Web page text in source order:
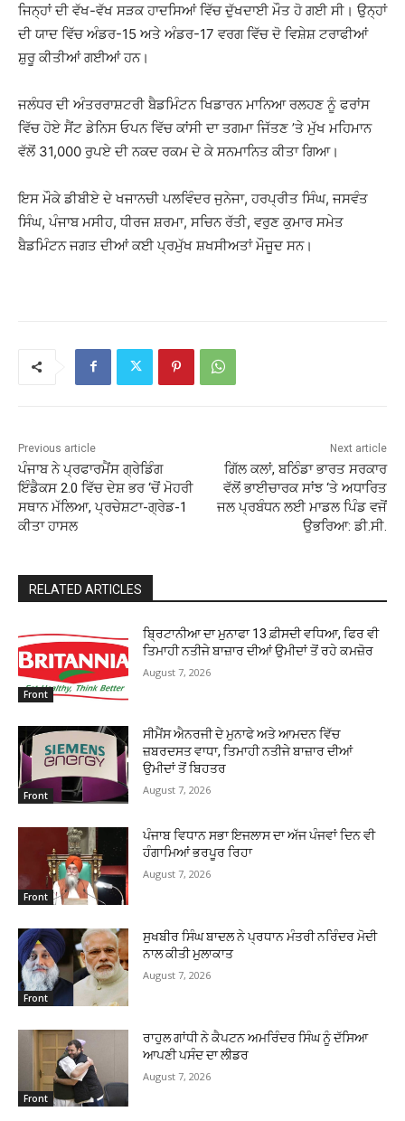
ਜਿਨ੍ਹਾਂ ਦੀ ਵੱਖ-ਵੱਖ ਸੜਕ ਹਾਦਸਿਆਂ ਵਿੱਚ ਦੁੱਖਦਾਈ ਮੌਤ ਹੋ ਗਈ ਸੀ। ਉਨ੍ਹਾਂ
ਦੀ ਯਾਦ ਵਿੱਚ ਅੰਡਰ-15 ਅਤੇ ਅੰਡਰ-17 ਵਰਗ ਵਿੱਚ ਦੋ ਵਿਸ਼ੇਸ਼ ਟਰਾਫੀਆਂ
ਸ਼ੁਰੂ ਕੀਤੀਆਂ ਗਈਆਂ ਹਨ।
ਜਲੰਧਰ ਦੀ ਅੰਤਰਰਾਸ਼ਟਰੀ ਬੈਡਮਿੰਟਨ ਖਿਡਾਰਨ ਮਾਨਿਆ ਰਲਹਣ ਨੂੰ ਫਰਾਂਸ
ਵਿੱਚ ਹੋਏ ਸੈਂਟ ਡੇਨਿਸ ਓਪਨ ਵਿੱਚ ਕਾਂਸੀ ਦਾ ਤਗਮਾ ਜਿੱਤਣ ’ਤੇ ਮੁੱਖ ਮਹਿਮਾਨ
ਵੱਲੋਂ 31,000 ਰੁਪਏ ਦੀ ਨਕਦ ਰਕਮ ਦੇ ਕੇ ਸਨਮਾਨਿਤ ਕੀਤਾ ਗਿਆ।
ਇਸ ਮੌਕੇ ਡੀਬੀਏ ਦੇ ਖਜਾਨਚੀ ਪਲਵਿੰਦਰ ਜੁਨੇਜਾ, ਹਰਪ੍ਰੀਤ ਸਿੰਘ, ਜਸਵੰਤ
ਸਿੰਘ, ਪੰਜਾਬ ਮਸੀਹ, ਧੀਰਜ ਸ਼ਰਮਾ, ਸਚਿਨ ਰੱਤੀ, ਵਰੁਣ ਕੁਮਾਰ ਸਮੇਤ
ਬੈਡਮਿੰਟਨ ਜਗਤ ਦੀਆਂ ਕਈ ਪ੍ਰਮੁੱਖ ਸ਼ਖਸੀਅਤਾਂ ਮੌਜੂਦ ਸਨ।
Previous article
ਪੰਜਾਬ ਨੇ ਪ੍ਰਫਾਰਮੈਂਸ ਗ੍ਰੇਡਿੰਗ
ਇੰਡੈਕਸ 2.0 ਵਿੱਚ ਦੇਸ਼ ਭਰ ‘ਚੋਂ ਮੋਹਰੀ
ਸਥਾਨ ਮੱਲਿਆ, ਪ੍ਰਚੇਸ਼ਟਾ-ਗ੍ਰੇਡ-1
ਕੀਤਾ ਹਾਸਲ
Next article
ਗਿੱਲ ਕਲਾਂ, ਬਠਿੰਡਾ ਭਾਰਤ ਸਰਕਾਰ
ਵੱਲੋਂ ਭਾਈਚਾਰਕ ਸਾਂਝ ‘ਤੇ ਅਧਾਰਿਤ
ਜਲ ਪ੍ਰਬੰਧਨ ਲਈ ਮਾਡਲ ਪਿੰਡ ਵਜੋਂ
ਉਭਰਿਆ: ਡੀ.ਸੀ.
RELATED ARTICLES
Front
ਬ੍ਰਿਟਾਨੀਆ ਦਾ ਮੁਨਾਫਾ 13 ਫ਼ੀਸਦੀ ਵਧਿਆ, ਫਿਰ ਵੀ
ਤਿਮਾਹੀ ਨਤੀਜੇ ਬਾਜ਼ਾਰ ਦੀਆਂ ਉਮੀਦਾਂ ਤੋਂ ਰਹੇ ਕਮਜ਼ੋਰ
August 7, 2026
Front
ਸੀਮੈਂਸ ਐਨਰਜੀ ਦੇ ਮੁਨਾਫੇ ਅਤੇ ਆਮਦਨ ਵਿੱਚ
ਜ਼ਬਰਦਸਤ ਵਾਧਾ, ਤਿਮਾਹੀ ਨਤੀਜੇ ਬਾਜ਼ਾਰ ਦੀਆਂ
ਉਮੀਦਾਂ ਤੋਂ ਬਿਹਤਰ
August 7, 2026
Front
ਪੰਜਾਬ ਵਿਧਾਨ ਸਭਾ ਇਜਲਾਸ ਦਾ ਅੱਜ ਪੰਜਵਾਂ ਦਿਨ ਵੀ
ਹੰਗਾਮਿਆਂ ਭਰਪੂਰ ਰਿਹਾ
August 7, 2026
Front
ਸੁਖਬੀਰ ਸਿੰਘ ਬਾਦਲ ਨੇ ਪ੍ਰਧਾਨ ਮੰਤਰੀ ਨਰਿੰਦਰ ਮੋਦੀ
ਨਾਲ ਕੀਤੀ ਮੁਲਾਕਾਤ
August 7, 2026
Front
ਰਾਹੁਲ ਗਾਂਧੀ ਨੇ ਕੈਪਟਨ ਅਮਰਿੰਦਰ ਸਿੰਘ ਨੂੰ ਦੱਸਿਆ
ਆਪਣੀ ਪਸੰਦ ਦਾ ਲੀਡਰ
August 7, 2026